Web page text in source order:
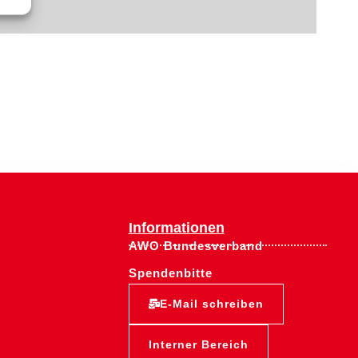
Informationen
AWO Bundesverband
Spendenbitte
E-Mail schreiben
Interner Bereich